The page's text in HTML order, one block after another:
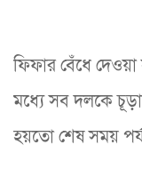
ফিফার বেঁধে
মধ্যে সব দলকে
হয়তো শেষ সময়